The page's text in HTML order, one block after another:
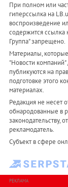
При полном или
гиперссылка на
воспроизведение
содержится ссылка
Группа" запрещено.
Материалы,
"Новости
публикуются на
подготовке этого
материалах.
Редакция не несет
обнародованные в
законодательству,
рекламодатель.
Субъект в сфере
РЕКЛАМА